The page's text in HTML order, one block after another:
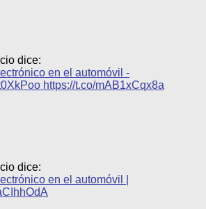
dice:
en el automóvil -
https://t.co/mAB1xCqx8a
dice:
en el automóvil |